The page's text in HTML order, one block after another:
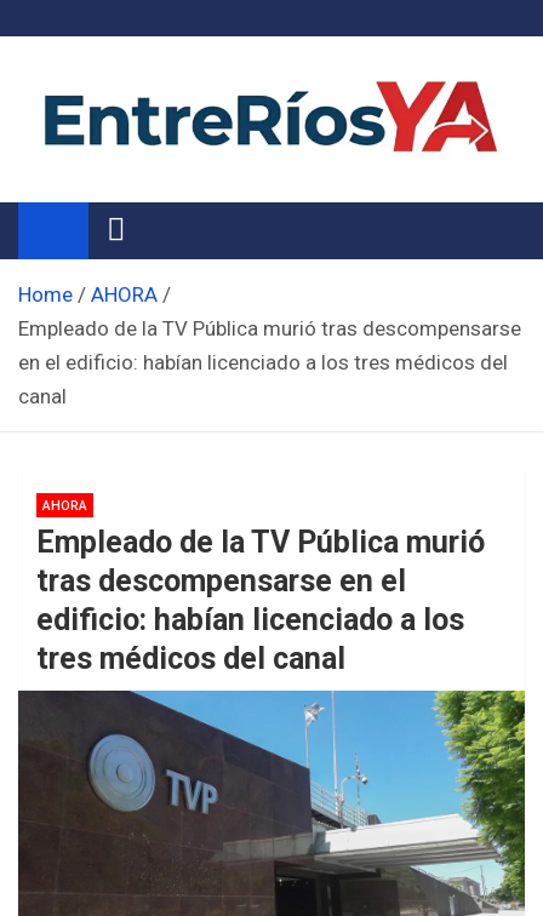
Noticias de Entre Ríos
Información de toda la provincia ahora
Home
AHORA
Empleado de la TV Pública murió tras descompensarse
en el edificio: habían licenciado a los tres médicos del
canal
AHORA
Empleado de la TV Pública murió
tras descompensarse en el
edificio: habían licenciado a los
tres médicos del canal